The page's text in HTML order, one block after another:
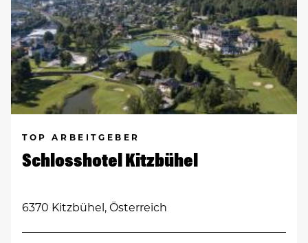
TOP ARBEITGEBER
Schlosshotel Kitzbühel
6370 Kitzbühel, Österreich